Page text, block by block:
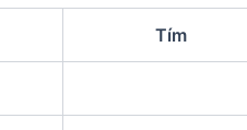
Tím